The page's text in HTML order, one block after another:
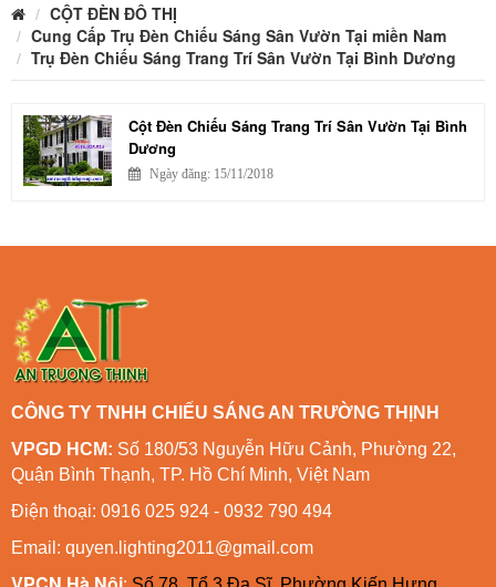
CỘT ĐÈN ĐÔ THỊ
Cung Cấp Trụ Đèn Chiếu Sáng Sân Vườn Tại miền Nam
Trụ Đèn Chiếu Sáng Trang Trí Sân Vườn Tại Bình Dương
Cột Đèn Chiếu Sáng Trang Trí Sân Vườn Tại Bình
Dương
Ngày đăng: 15/11/2018
CÔNG TY TNHH CHIẾU SÁNG AN TRƯỜNG THỊNH
VPGD HCM: Số 180/53 Nguyễn Hữu Cảnh, Phường 22,
Quận Bình Thạnh, TP. Hồ Chí Minh, Việt Nam
Điện thoại: 0916 025 924 - 0932 790 494
Email: quyen.lighting2011@gmail.com